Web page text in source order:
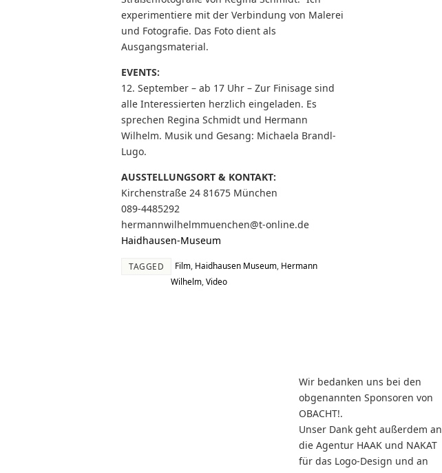
experimentiere mit der Verbindung von Malerei
und Fotografie. Das Foto dient als
Ausgangsmaterial.
EVENTS:
12. September – ab 17 Uhr – Zur Finisage sind
alle Interessierten herzlich eingeladen. Es
sprechen Regina Schmidt und Hermann
Wilhelm. Musik und Gesang: Michaela Brandl-
Lugo.
AUSSTELLUNGSORT & KONTAKT:
Kirchenstraße 24 81675 München
089-4485292
hermannwilhelmmuenchen@t-online.de
Haidhausen-Museum
TAGGED Film Haidhausen Museum Hermann
Wilhelm Video
Wir bedanken uns bei den
obgenannten Sponsoren von
OBACHT!.
Unser Dank geht außerdem an
die Agentur HAAK und NAKAT
für das Logo-Design und an